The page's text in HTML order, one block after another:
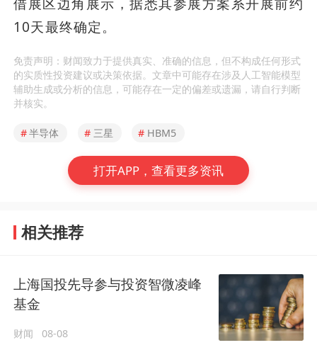
10天最终确定。
免责声明：财闻致力于提供真实、准确的信息，但不构成任何形式
的实质性投资建议或决策依据。文章中可能存在涉及人工智能模型
辅助生成或分析的信息，可能存在一定的偏差或遗漏，请自行判断
并核实。
#半导体 # 三星 # HBM5
打开APP，查看更多资讯
相关推荐
上海国投先导参与投资智微凌峰
基金
财闻 08-08